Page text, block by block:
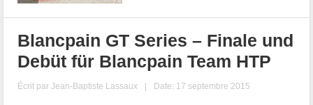
Blancpain GT Series – Finale und
Debüt für Blancpain Team HTP
Écrit parJean-Baptiste Lassaux | Date: 17 septembre 2015